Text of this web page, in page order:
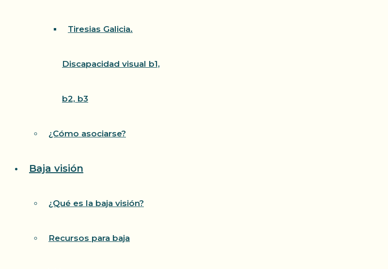
Tiresias Galicia.
Discapacidad visual b1,
b2, b3
¿Cómo asociarse?
Baja visión
¿Qué es la baja visión?
Recursos para baja